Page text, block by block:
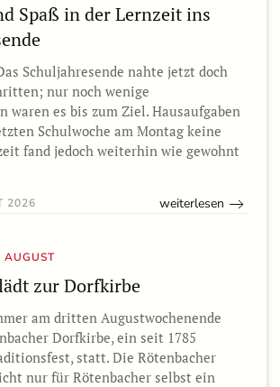
Spaß in der Lernzeit ins
Schuljahresende nahte jetzt doch
nur noch wenige
waren es bis zum Ziel. Hausaufgaben
Schulwoche am Montag keine
fand jedoch weiterhin wie gewohnt
2026 weiterlesen
AUGUST
zur Dorfkirbe
am dritten Augustwochenende
Dorfkirbe, ein seit 1785
statt. Die Rötenbacher
nur für Rötenbacher selbst ein